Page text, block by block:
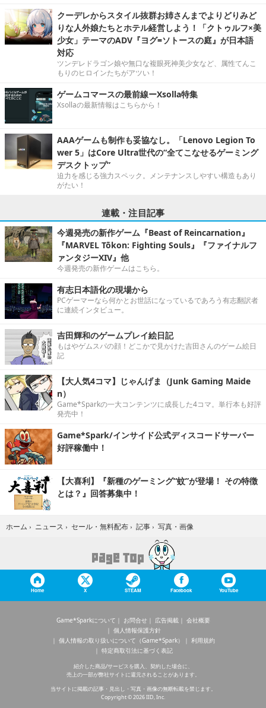
クーデレからスタイル抜群お姉さんまでよりどりみど
りな人外娘たちとホテル経営しよう！「クトゥルフ×美
少女」テーマのADV『ヨグ=ソトースの庭』が日本語
対応
ツンデレドラゴン娘や無口な複眼死神美少女など、属性てんこ
もりのヒロインたちがアツい！
ゲームコマースの最前線ーXsolla特集
Xsollaの最新情報はこちらから！
AAAゲームも制作も妥協なし。「Lenovo Legion To
wer 5」はCore Ultra世代の“全てこなせるゲーミング
デスクトップ”
迫力を感じる強力スペック。メンテナンスしやすい構造もあり
がたい！
連載・注目記事
今週発売の新作ゲーム『Beast of Reincarnation』
『MARVEL Tōkon: Fighting Souls』『ファイナルフ
ァンタジーXIV』他
今週発売の新作ゲームはこちら。
有志日本語化の現場から
PCゲーマーなら何かとお世話になっているであろう有志翻訳者
に連続インタビュー。
吉田輝和のゲームプレイ絵日記
もはやゲムスパの顔！どこかで見かけた吉田さんのゲーム絵日
記
【大人気4コマ】じゃんげま（Junk Gaming Maide
n）
Game*Sparkの一大コンテンツに成長した4コマ。単行本も好評
発売中！
Game*Spark/インサイド公式ディスコードサーバー
好評稼働中！
【大喜利】『新種のゲーミング“蚊”が登場！ その特徴
とは？』回答募集中！
ホーム › ニュース › セール・無料配布 › 記事 › 写真・画像
Home X STEAM Facebook YouTube
Game*Sparkについて お問合せ 広告掲載
会社概要
個人情報保護方針
個人情報の取り扱いについて（Game*Spark）
利用規約
特定商取引法に基づく表記
紹介した商品/サービスを購入、契約した場合に、
売上の一部が弊社サイトに還元されることがあります。
当サイトに掲載の記事・見出し・写真・画像の無断転載を禁じます。
Copyright © 2026 IID, Inc.